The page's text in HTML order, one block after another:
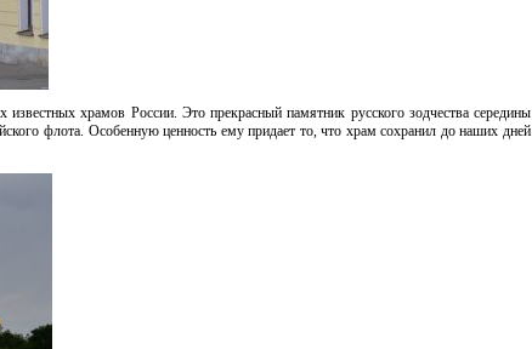
храмов России. Это прекрасный памятник русского зодчества середины
флота. Особенную ценность ему придает то, что храм сохранил до наших дней